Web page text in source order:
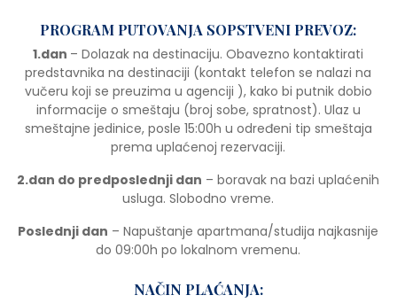
PROGRAM PUTOVANJA SOPSTVENI PREVOZ:
1.dan – Dolazak na destinaciju. Obavezno kontaktirati
predstavnika na destinaciji (kontakt telefon se nalazi na
vučeru koji se preuzima u agenciji ), kako bi putnik dobio
informacije o smeštaju (broj sobe, spratnost). Ulaz u
smeštajne jedinice, posle 15:00h u određeni tip smeštaja
prema uplaćenoj rezervaciji.
2.dan do predposlednji dan – boravak na bazi uplaćenih
usluga. Slobodno vreme.
Poslednji dan – Napuštanje apartmana/studija najkasnije
do 09:00h po lokalnom vremenu.
NAČIN PLAĆANJA: